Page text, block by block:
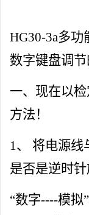
HG30-3a多功
数字键盘调节
一、现在以
方法！
1、 将电源线
是否是逆时
“数字----模拟